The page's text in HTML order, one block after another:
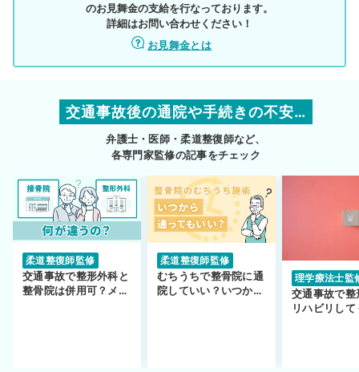
のお見舞金の支給を行なっております。
詳細はお問い合わせください！
お見舞金とは
交通事故後の通院や手続きの不安…
弁護士・医師・柔道整復師など、
各専門家監修の記事をチェック
柔道整復師監修
交通事故で整形外科と
整骨院は併用可？メリ
柔道整復師監修
むちうちで整骨院に通
院していい？いつから
理学療法士監
交通事故で整
リハビリして